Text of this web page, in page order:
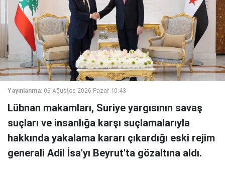
Yayınlanma: 09 Ağustos 2026 Pazar 10:43
Lübnan makamları, Suriye yargısının savaş
suçları ve insanlığa karşı suçlamalarıyla
hakkında yakalama kararı çıkardığı eski rejim
generali Adil İsa'yı Beyrut'ta gözaltına aldı.